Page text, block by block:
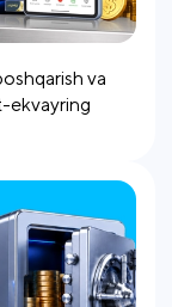
va
ekvayring